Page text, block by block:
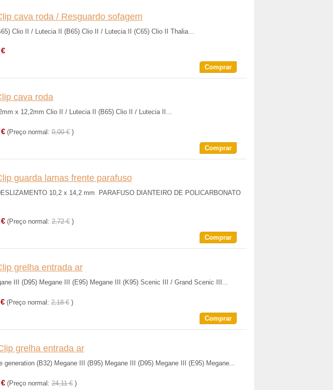
cava roda / Resguardo sofagem
Clio II / Lutecia II (B65) Clio II / Lutecia II (C65) Clio II Thalia...
Comprar
cava roda
x 12,2mm Clio II / Lutecia II (B65) Clio II / Lutecia II...
(Preço normal: 0,00 € )
Comprar
guarda lamas frente parafuso
10,2 x 14,2 mm PARAFUSO DIANTEIRO DE POLICARBONATO
(Preço normal: 2,72 € )
Comprar
grelha entrada ar
III (D95) Megane III (E95) Megane III (K95) Scenic III / Grand Scenic III...
(Preço normal: 2,18 € )
Comprar
grelha entrada ar
generation (B32) Megane III (B95) Megane III (D95) Megane III (E95) Megane...
(Preço normal: 24,11 € )